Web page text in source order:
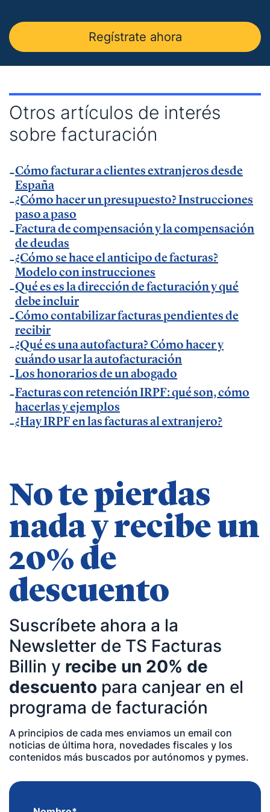
— Entrevista en
— Entrevista en Ideas para tu empresa de
Vodafone.
Método Gallardo.
— Entrevista enKFund.
— Entrevista en GestionaRadio.
Marcos De La Cueva en eventos
— Participación como ponente en Accountex
España 2023.
Temáticas de especialización
negocios | startups | contabilidad| fiscalidad |
empresas| asesorías| autonomos | emprendedores
| pequeños negocios | economía | ADE | pymes |
desarrollo de negocio
Regístrate ahora
Otros artículos de interés
sobre facturación
Cómo facturar a clientes extranjeros desde
España
¿Cómo hacer un presupuesto? Instrucciones
paso a paso
Factura de compensación y la compensación
de deudas
¿Cómo se hace el anticipo de facturas?
Modelo con instrucciones
Qué es es la dirección de facturación y qué
debe incluir
Cómo contabilizar facturas pendientes de
recibir
¿Qué es una autofactura? Cómo hacer y
cuándo usar la autofacturación
Los honorarios de un abogado
Facturas con retención IRPF: qué son, cómo
hacerlas y ejemplos
¿Hay IRPF en las facturas al extranjero?
No te pierdas
nada y recibe un
20% de
descuento
Suscríbete ahora a la
Newsletter de TS Facturas
Billin y recibe un 20% de
descuento para canjear en el
programa de facturación
A principios de cada mes enviamos un email con
noticias de última hora, novedades fiscales y los
contenidos más buscados por autónomos y pymes.